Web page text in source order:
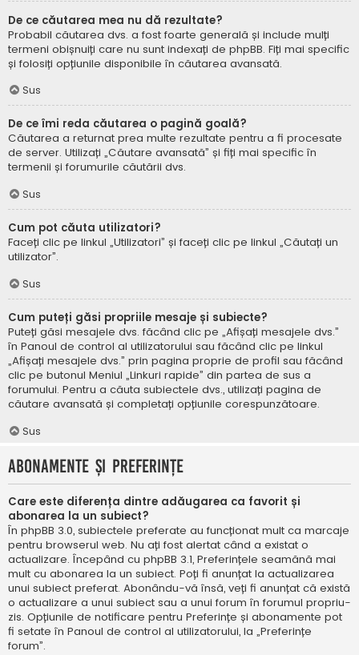
De ce căutarea mea nu dă rezultate?
Probabil căutarea dvs. a fost foarte generală și include mulți
termeni obișnuiți care nu sunt indexați de phpBB. Fiți mai specific
și folosiți opțiunile disponibile în căutarea avansată.
Sus
De ce îmi reda căutarea o pagină goală?
Căutarea a returnat prea multe rezultate pentru a fi procesate
de server. Utilizați „Căutare avansată” și fiți mai specific în
termenii și forumurile căutării dvs.
Sus
Cum pot căuta utilizatori?
Faceți clic pe linkul „Utilizatori” și faceți clic pe linkul „Căutați un
utilizator”.
Sus
Cum puteți găsi propriile mesaje și subiecte?
Puteți găsi mesajele dvs. făcând clic pe „Afișați mesajele dvs.”
în Panoul de control al utilizatorului sau făcând clic pe linkul
„Afișați mesajele dvs.” prin pagina proprie de profil sau făcând
clic pe butonul Meniul „Linkuri rapide” din partea de sus a
forumului. Pentru a căuta subiectele dvs., utilizați pagina de
căutare avansată și completați opțiunile corespunzătoare.
Sus
Abonamente și Preferințe
Care este diferența dintre adăugarea ca favorit și
abonarea la un subiect?
În phpBB 3.0, subiectele preferate au funcționat mult ca marcaje
pentru browserul web. Nu ați fost alertat când a existat o
actualizare. Începând cu phpBB 3.1, Preferințele seamănă mai
mult cu abonarea la un subiect. Poți fi anunțat la actualizarea
unui subiect preferat. Abonându-vă însă, veți fi anunțat că există
o actualizare a unui subiect sau a unui forum în forumul propriu-
zis. Opțiunile de notificare pentru Preferințe și abonamente pot
fi setate în Panoul de control al utilizatorului, la „Preferințe
forum”.